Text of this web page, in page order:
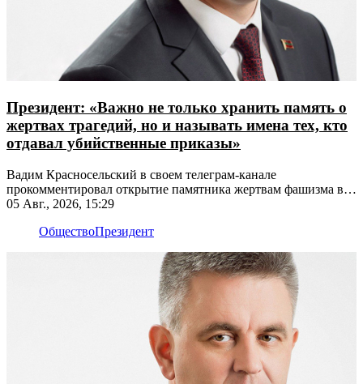
Президент: «Важно не только хранить память о
жертвах трагедий, но и называть имена тех, кто
отдавал убийственные приказы»
Вадим Красносельский в своем телеграм-канале
прокомментировал открытие памятника жертвам фашизма в
Рыбнице
05 Авг., 2026, 15:29
ОбществоПрезидент